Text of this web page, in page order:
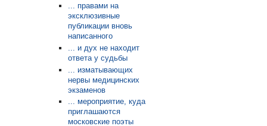
... правами на
эксклюзивные
публикации вновь
написанного
... и дух не находит
ответа у судьбы
... изматывающих
нервы медицинских
экзаменов
... мероприятие, куда
приглашаются
московские поэты